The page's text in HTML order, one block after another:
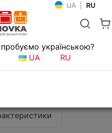
UA RU
FAS-D 41 Alpine
українською?
UA
RU